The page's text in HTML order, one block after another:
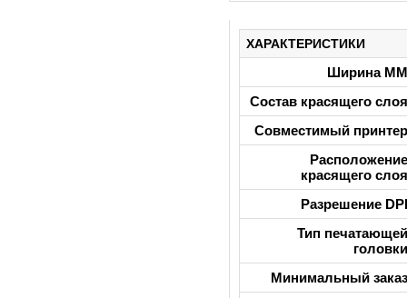
ХАРАКТЕРИСТИКИ
Ширина ММ
Состав красящего слоя
Совместимый принтер
Расположение
красящего слоя
Разрешение DPI
Тип печатающей
головки
Минимальный заказ